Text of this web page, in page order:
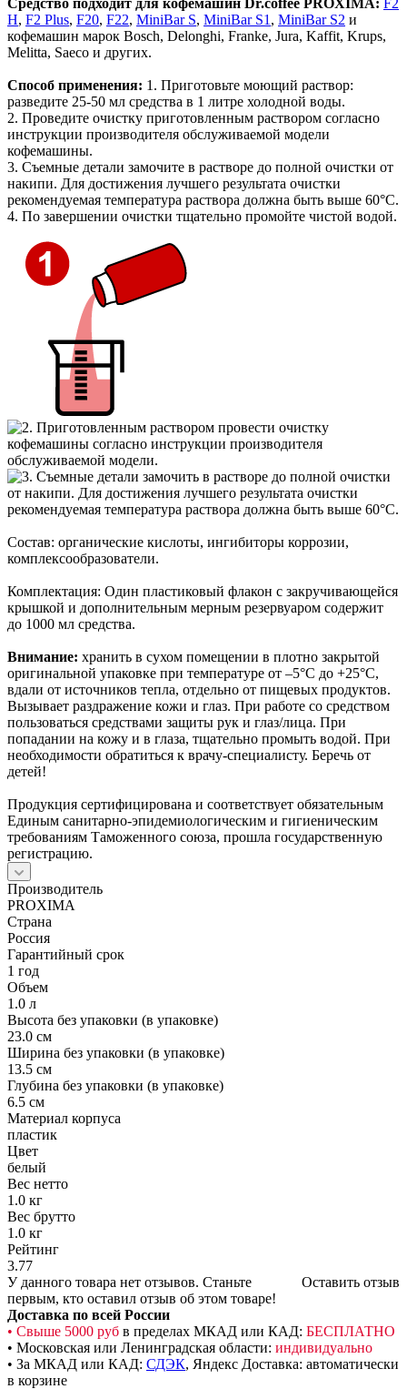
H, F2 Plus, F20, F22, MiniBar S, MiniBar S1 , MiniBar S2 и
кофемашин марок Bosch, Delonghi, Franke, Jura, Kaffit, Krups,
Melitta, Saeco и других.
Способ применения: 1. Приготовьте моющий раствор:
разведите 25-50 мл средства в 1 литре холодной воды.
2. Проведите очистку приготовленным раствором согласно
инструкции производителя обслуживаемой модели
кофемашины.
3. Съемные детали замочите в растворе до полной очистки от
накипи. Для достижения лучшего результата очистки
рекомендуемая температура раствора должна быть выше 60°С.
4. По завершении очистки тщательно промойте чистой водой.
Состав: органические кислоты, ингибиторы коррозии,
комплексообразователи.
Комплектация: Один пластиковый флакон с закручивающейся
крышкой и дополнительным мерным резервуаром содержит
до 1000 мл средства.
Внимание: хранить в сухом помещении в плотно закрытой
оригинальной упаковке при температуре от –5°С до +25°С,
вдали от источников тепла, отдельно от пищевых продуктов.
Вызывает раздражение кожи и глаз. При работе со средством
пользоваться средствами защиты рук и глаз/лица. При
попадании на кожу и в глаза, тщательно промыть водой. При
необходимости обратиться к врачу-специалисту. Беречь от
детей!
Продукция сертифицирована и соответствует обязательным
Единым санитарно-эпидемиологическим и гигиеническим
требованиям Таможенного союза, прошла государственную
регистрацию.
Производитель
PROXIMA
Страна
Россия
Гарантийный срок
1 год
Объем
1.0 л
Высота без упаковки (в упаковке)
23.0 см
Ширина без упаковки (в упаковке)
13.5 см
Глубина без упаковки (в упаковке)
6.5 см
Материал корпуса
пластик
Цвет
белый
Вес нетто
1.0 кг
Вес брутто
1.0 кг
Рейтинг
3.77
Оставить отзыв
У данного товара нет отзывов. Станьте
первым, кто оставил отзыв об этом товаре!
Доставка по всей России
• Свыше 5000 руб в пределах МКАД или КАД: БЕСПЛАТНО
• Московская или Ленинградская области: индивидуально
• За МКАД или КАД: СДЭК, Яндекс Доставка: автоматически
в корзине